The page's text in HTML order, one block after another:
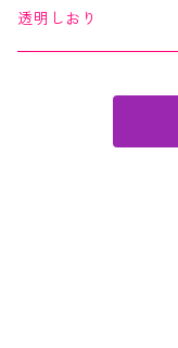
透明しおり